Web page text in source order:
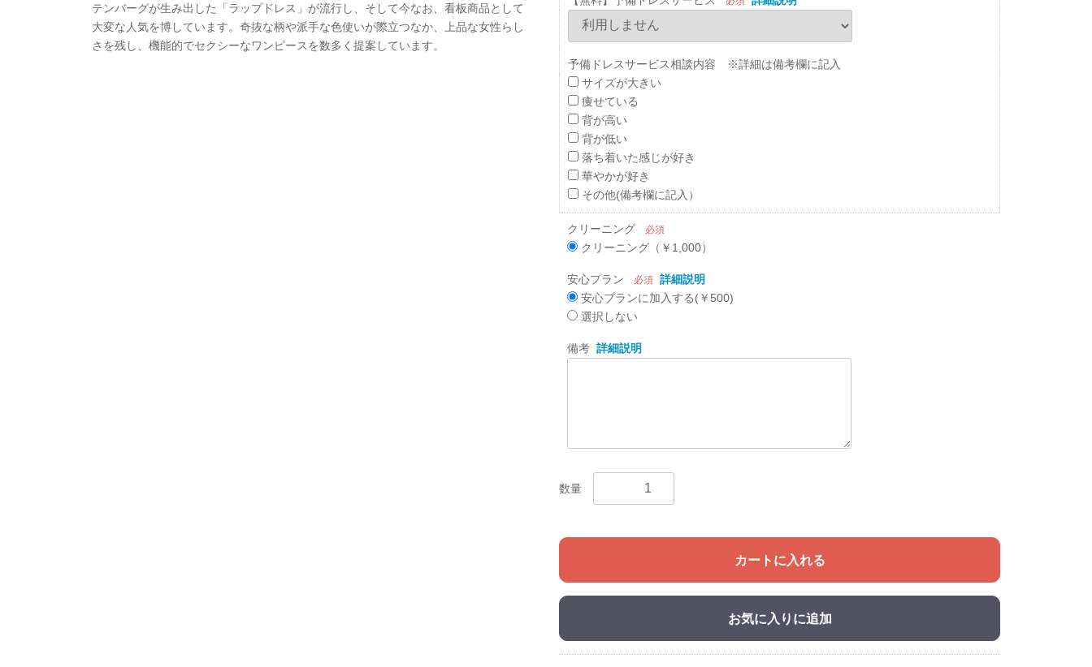
テンバーグが生み出した「ラップドレス」が流行し、そして今なお、看板商品として
大変な人気を博しています。奇抜な柄や派手な色使いが際立つなか、上品な女性らし
さを残し、機能的でセクシーなワンピースを数多く提案しています。
予備ドレスサービス相談内容 ※詳細は備考欄に記入
サイズが大きい
痩せている
背が高い
背が低い
落ち着いた感じが好き
華やかが好き
その他(備考欄に記入）
クリーニング 必須
クリーニング（￥1,000）
安心プラン 必須 詳細説明
安心プランに加入する(￥500)
選択しない
備考 詳細説明
数量
カートに入れる
お気に入りに追加